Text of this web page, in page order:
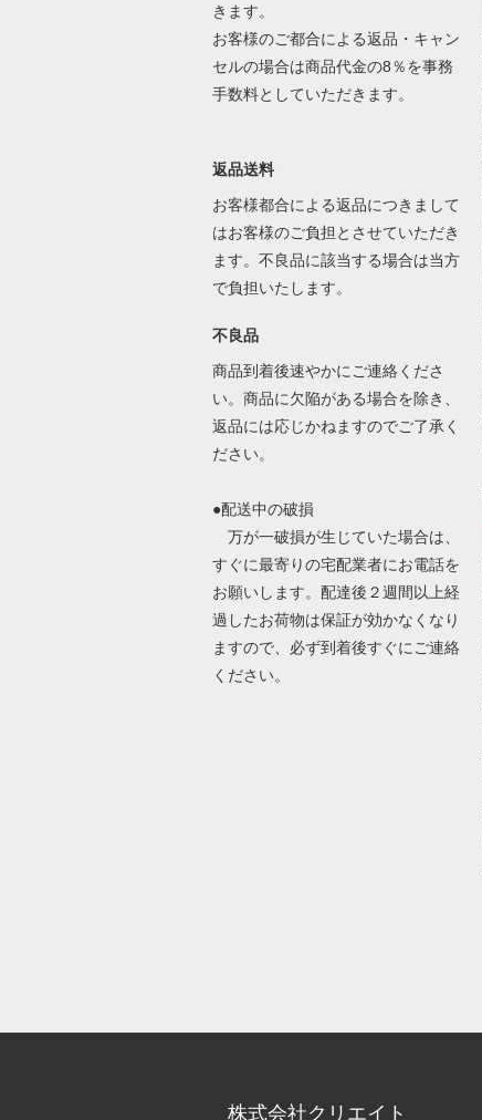
きます。
お客様のご都合による返品・キャン
セルの場合は商品代金の8％を事務
手数料としていただきます。
返品送料
お客様都合による返品につきまして
はお客様のご負担とさせていただき
ます。不良品に該当する場合は当方
で負担いたします。
不良品
商品到着後速やかにご連絡くださ
い。商品に欠陥がある場合を除き、
返品には応じかねますのでご了承く
ださい。
●配送中の破損
万が一破損が生じていた場合は、
すぐに最寄りの宅配業者にお電話を
お願いします。配達後２週間以上経
過したお荷物は保証が効かなくなり
ますので、必ず到着後すぐにご連絡
ください。
株式会社クリエイト